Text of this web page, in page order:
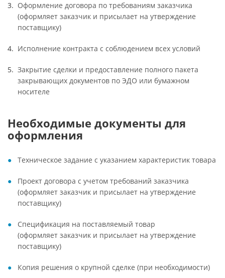
Оформление договора по требованиям заказчика
(оформляет заказчик и присылает на утверждение
поставщику)
Исполнение контракта с соблюдением всех условий
Закрытие сделки и предоставление полного пакета
закрывающих документов по ЭДО или бумажном
носителе
Необходимые документы для
оформления
Техническое задание с указанием характеристик товара
Проект договора с учетом требований заказчика
(оформляет заказчик и присылает на утверждение
поставщику)
Спецификация на поставляемый товар
(оформляет заказчик и присылает на утверждение
поставщику)
Копия решения о крупной сделке (при необходимости)